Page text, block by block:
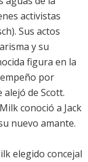
activistas
Sus actos
y su
figura en la
por
de Scott.
conoció a Jack
nuevo amante.
elegido concejal